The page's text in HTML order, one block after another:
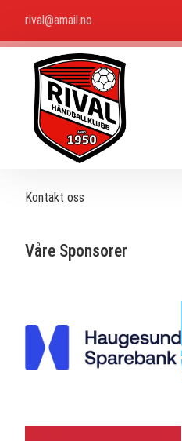
rival@amail.no
Kontakt oss
Våre Sponsorer